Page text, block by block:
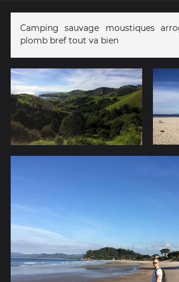
Camping sauvage moustiques
plomb bref tout va bien